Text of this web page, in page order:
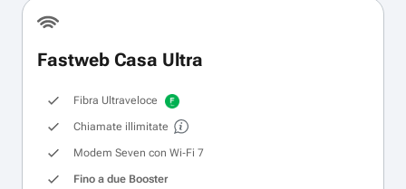
Fastweb Casa Ultra
Fibra Ultraveloce
Chiamate illimitate
Modem Seven con Wi‑Fi 7
Fino a due Booster